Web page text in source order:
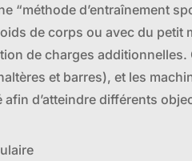
“méthode d’entraînement
de corps ou avec du
de charges
et barres), et les
d’atteindre différents